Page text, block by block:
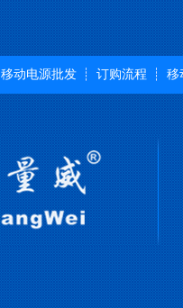
移动电源批发 订购流程 移